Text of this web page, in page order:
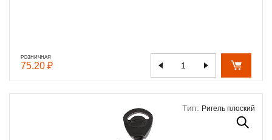
РОЗНИЧНАЯ
75.20 ₽
Тип: Ригель плоский